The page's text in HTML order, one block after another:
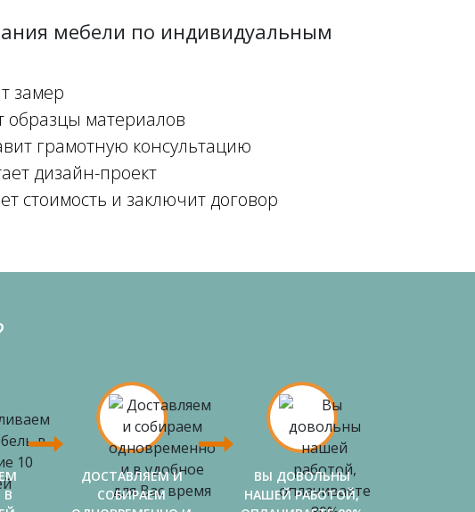
мебели по индивидуальным
замер
образцы материалов
грамотную консультацию
дизайн-проект
стоимость и заключит договор
В
ДОСТАВЛЯЕМ И
СОБИРАЕМ
ВЫ ДОВОЛЬНЫ
НАШЕЙ РАБОТОЙ,